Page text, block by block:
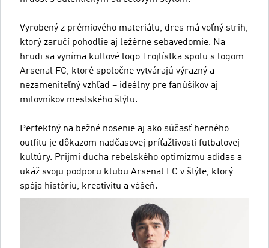
Vyrobený z prémiového materiálu, dres má voľný strih,
ktorý zaručí pohodlie aj ležérne sebavedomie. Na
hrudi sa vyníma kultové logo Trojlístka spolu s logom
Arsenal FC, ktoré spoločne vytvárajú výrazný a
nezameniteľný vzhľad – ideálny pre fanúšikov aj
milovníkov mestského štýlu.
Perfektný na bežné nosenie aj ako súčasť herného
outfitu je dôkazom nadčasovej príťažlivosti futbalovej
kultúry. Prijmi ducha rebelského optimizmu adidas a
ukáž svoju podporu klubu Arsenal FC v štýle, ktorý
spája históriu, kreativitu a vášeň.